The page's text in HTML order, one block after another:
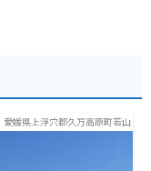
愛媛県上浮穴郡久万高原町若山